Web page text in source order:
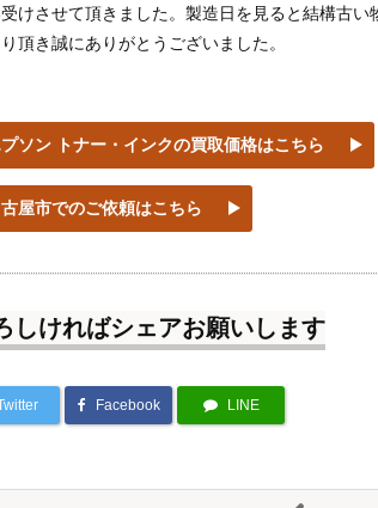
けさせて頂きました。製造日を見ると結構古
頂き誠にありがとうございました。
ソン トナー・インクの買取価格はこちら
屋市でのご依頼はこちら
しければシェアお願いします
Facebook LINE